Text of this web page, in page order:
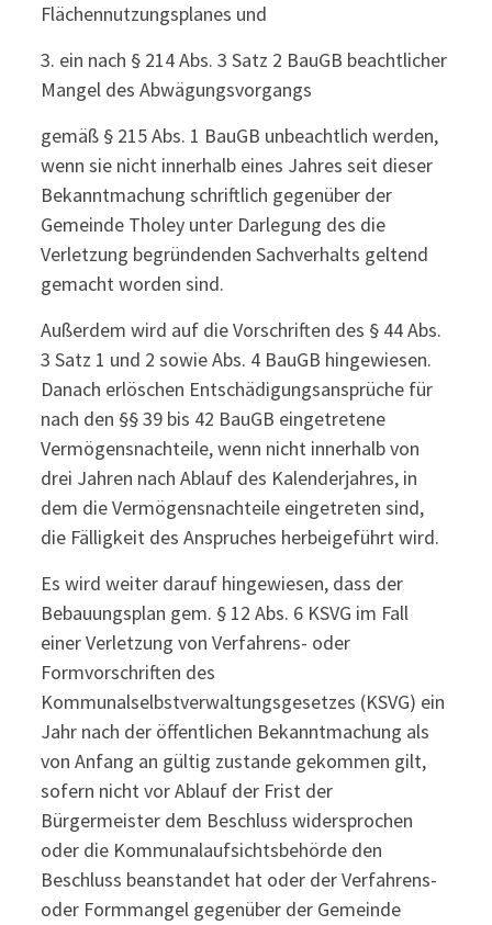
Flächennutzungsplanes und
3. ein nach § 214 Abs. 3 Satz 2 BauGB beachtlicher
Mangel des Abwägungsvorgangs
gemäß § 215 Abs. 1 BauGB unbeachtlich werden,
wenn sie nicht innerhalb eines Jahres seit dieser
Bekanntmachung schriftlich gegenüber der
Gemeinde Tholey unter Darlegung des die
Verletzung begründenden Sachverhalts geltend
gemacht worden sind.
Außerdem wird auf die Vorschriften des § 44 Abs.
3 Satz 1 und 2 sowie Abs. 4 BauGB hingewiesen.
Danach erlöschen Entschädigungsansprüche für
nach den §§ 39 bis 42 BauGB eingetretene
Vermögensnachteile, wenn nicht innerhalb von
drei Jahren nach Ablauf des Kalenderjahres, in
dem die Vermögensnachteile eingetreten sind,
die Fälligkeit des Anspruches herbeigeführt wird.
Es wird weiter darauf hingewiesen, dass der
Bebauungsplan gem. § 12 Abs. 6 KSVG im Fall
einer Verletzung von Verfahrens- oder
Formvorschriften des
Kommunalselbstverwaltungsgesetzes (KSVG) ein
Jahr nach der öffentlichen Bekanntmachung als
von Anfang an gültig zustande gekommen gilt,
sofern nicht vor Ablauf der Frist der
Bürgermeister dem Beschluss widersprochen
oder die Kommunalaufsichtsbehörde den
Beschluss beanstandet hat oder der Verfahrens-
oder Formmangel gegenüber der Gemeinde